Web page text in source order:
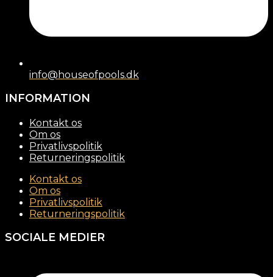
info@houseofpools.dk
INFORMATION
Kontakt os
Om os
Privatlivspolitik
Returneringspolitik
Kontakt os
Om os
Privatlivspolitik
Returneringspolitik
SOCIALE MEDIER